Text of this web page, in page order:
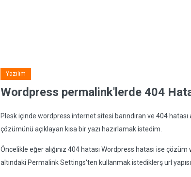
Yazılım
Wordpress permalink'lerde 404
Plesk içinde wordpress internet sitesi barındıran ve 404 hatası
çözümünü açıklayan kısa bir yazı hazırlamak istedim.
Öncelikle eğer alığınız 404 hatası Wordpress hatası ise
altındaki Permalink Settings'ten kullanmak istediklerş url